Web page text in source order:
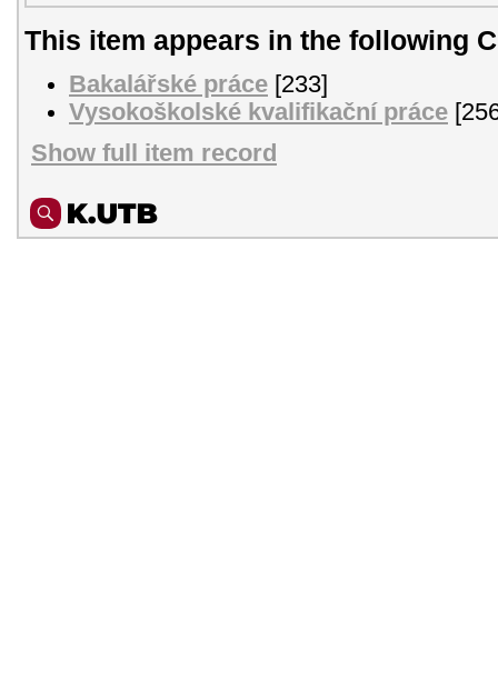
This item appears in the following
Bakalářské práce [233]
Vysokoškolské kvalifikační práce
Show full item record